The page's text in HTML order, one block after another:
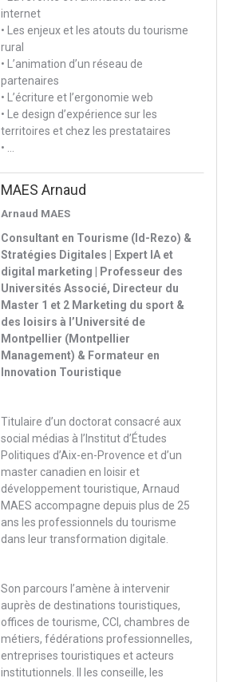
internet
• Les enjeux et les atouts du tourisme
rural
• L’animation d’un réseau de
partenaires
• L’écriture et l’ergonomie web
• Le design d’expérience sur les
territoires et chez les prestataires
• ...
MAES Arnaud
Arnaud MAES
Consultant en Tourisme (Id-Rezo) &
Stratégies Digitales | Expert IA et
digital marketing | Professeur des
Universités Associé, Directeur du
Master 1 et 2 Marketing du sport &
des loisirs à l’Université de
Montpellier (Montpellier
Management) & Formateur en
Innovation Touristique
Titulaire d’un doctorat consacré aux
social médias à l’Institut d’Études
Politiques d’Aix-en-Provence et d’un
master canadien en loisir et
développement touristique, Arnaud
MAES accompagne depuis plus de 25
ans les professionnels du tourisme
dans leur transformation digitale.
Son parcours l’amène à intervenir
auprès de destinations touristiques,
offices de tourisme, CCI, chambres de
métiers, fédérations professionnelles,
entreprises touristiques et acteurs
institutionnels. Il les conseille, les